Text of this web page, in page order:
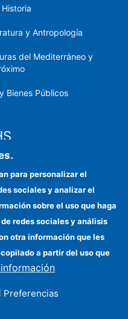
y Antropología
del Mediterráneo y
Bienes Públicos
para personalizar el
sociales y analizar el
sobre el uso que haga
redes sociales y análisis
otra información que les
a partir del uso que
Preferencias